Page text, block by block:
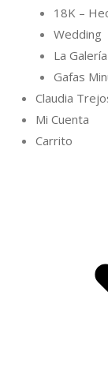
18K –
Wedding
La Galería
Gafas
Claudia
Mi Cuenta
Carrito